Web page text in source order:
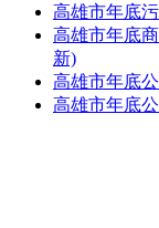
高雄市年底
高雄市年底
新)
高雄市年底
高雄市年底